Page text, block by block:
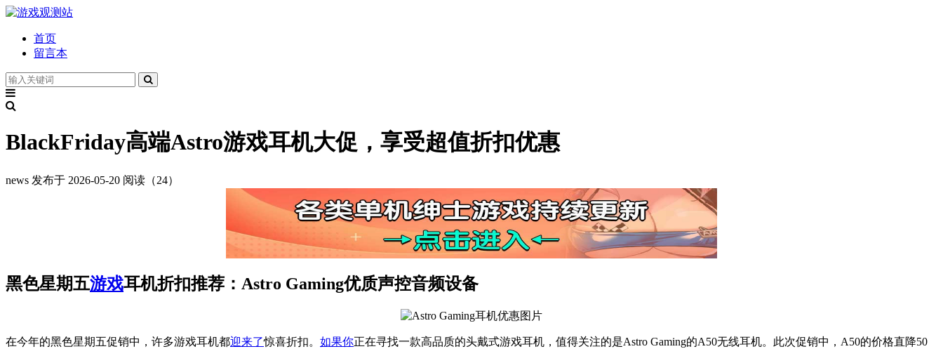
首页
留言本
BlackFriday高端Astro游戏耳机大促，享受超值折扣优惠
news 发布于 2026-05-20 阅读（24）
黑色星期五游戏耳机折扣推荐：Astro Gaming优质声控音频设备
在今年的黑色星期五促销中，许多游戏耳机都迎来了惊喜折扣。 如果你正在寻找一款高品质的头戴式游戏耳机，值得关注的是Astro Gaming的A50无线耳机。此次促销中，A50的价格直降50